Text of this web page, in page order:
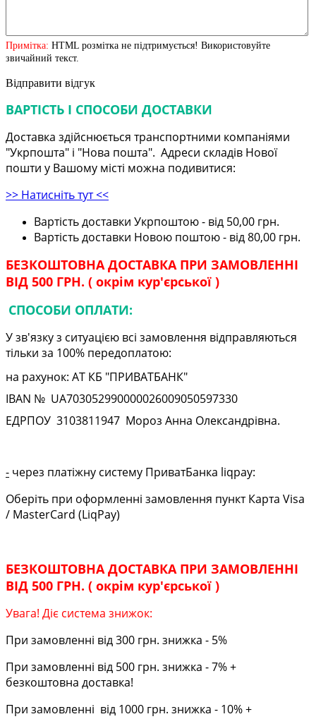
Примітка: HTML розмітка не підтримується! Використовуйте
звичайний текст.
Відправити відгук
ВАРТІСТЬ І СПОСОБИ ДОСТАВКИ
Доставка здійснюється транспортними компаніями
"Укрпошта" і "Нова пошта". Адреси складів Нової
пошти у Вашому місті можна подивитися:
>> Натисніть тут <<
Вартість доставки Укрпоштою - від 50,00 грн.
Вартість доставки Новою поштою - від 80,00 грн.
БЕЗКОШТОВНА ДОСТАВКА ПРИ ЗАМОВЛЕННІ
ВІД 500 ГРН. ( окрім кур'єрської )
СПОСОБИ ОПЛАТИ:
У зв'язку з ситуацією всі замовлення відправляються
тільки за 100% передоплатою:
на рахунок: АТ КБ "ПРИВАТБАНК"
IBAN № UA703052990000026009050597330
ЕДРПОУ 3103811947 Мороз Анна Олександрівна.
- через платіжну систему ПриватБанка liqpay:
Оберіть при оформленні замовлення пункт Карта Visa
/ MasterCard (LiqPay)
БЕЗКОШТОВНА ДОСТАВКА ПРИ ЗАМОВЛЕННІ
ВІД 500 ГРН. ( окрім кур'єрської )
Увага! Діє система знижок:
При замовленні від 300 грн. знижка - 5%
При замовленні від 500 грн. знижка - 7% +
безкоштовна доставка!
При замовленні від 1000 грн. знижка - 10% +